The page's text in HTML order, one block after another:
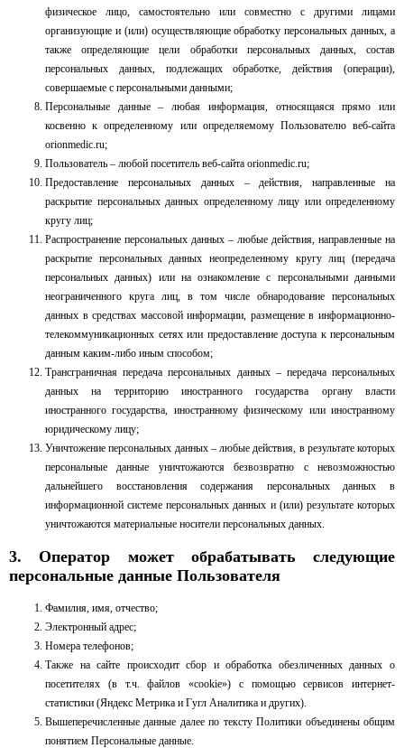
физическое лицо, самостоятельно или совместно с другими лицами
организующие и (или) осуществляющие обработку персональных данных, а
также определяющие цели обработки персональных данных, состав
персональных данных, подлежащих обработке, действия (операции),
совершаемые с персональными данными;
Персональные данные – любая информация, относящаяся прямо или
косвенно к определенному или определяемому Пользователю веб-сайта
orionmedic.ru;
Пользователь – любой посетитель веб-сайта orionmedic.ru;
Предоставление персональных данных – действия, направленные на
раскрытие персональных данных определенному лицу или определенному
кругу лиц;
Распространение персональных данных – любые действия, направленные на
раскрытие персональных данных неопределенному кругу лиц (передача
персональных данных) или на ознакомление с персональными данными
неограниченного круга лиц, в том числе обнародование персональных
данных в средствах массовой информации, размещение в информационно-
телекоммуникационных сетях или предоставление доступа к персональным
данным каким-либо иным способом;
Трансграничная передача персональных данных – передача персональных
данных на территорию иностранного государства органу власти
иностранного государства, иностранному физическому или иностранному
юридическому лицу;
Уничтожение персональных данных – любые действия, в результате которых
персональные данные уничтожаются безвозвратно с невозможностью
дальнейшего восстановления содержания персональных данных в
информационной системе персональных данных и (или) результате которых
уничтожаются материальные носители персональных данных.
3. Оператор может обрабатывать следующие
персональные данные Пользователя
Фамилия, имя, отчество;
Электронный адрес;
Номера телефонов;
Также на сайте происходит сбор и обработка обезличенных данных о
посетителях (в т.ч. файлов «cookie») с помощью сервисов интернет-
статистики (Яндекс Метрика и Гугл Аналитика и других).
Вышеперечисленные данные далее по тексту Политики объединены общим
понятием Персональные данные.